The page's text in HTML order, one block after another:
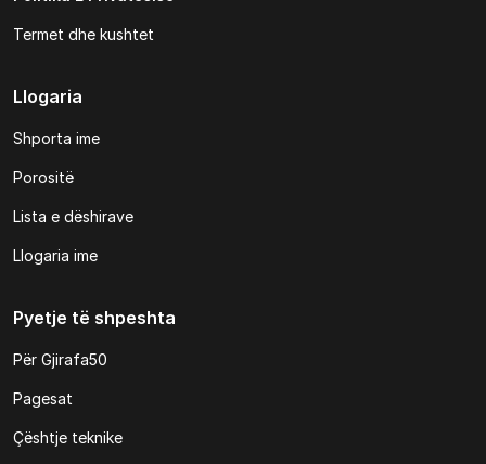
Termet dhe kushtet
Llogaria
Shporta ime
Porositë
Lista e dëshirave
Llogaria ime
Pyetje të shpeshta
Për Gjirafa50
Pagesat
Çështje teknike